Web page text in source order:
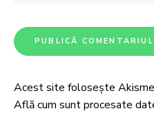
Acest site folosește
Află cum sunt procesate